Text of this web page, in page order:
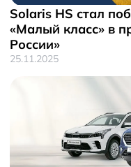
Solaris HS стал
«Малый класс» в
России»
25.11.2025